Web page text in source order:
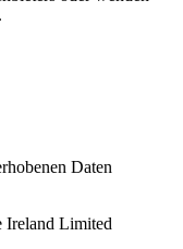
Daten
Ireland Limited